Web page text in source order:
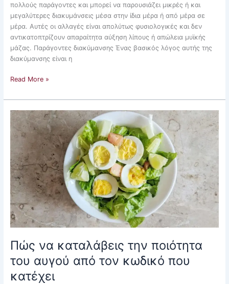
πολλούς παράγοντες και μπορεί να παρουσιάζει μικρές ή και
μεγαλύτερες διακυμάνσεις μέσα στην ίδια μέρα ή από μέρα σε
μέρα. Αυτές οι αλλαγές είναι απολύτως φυσιολογικές και δεν
αντικατοπτρίζουν απαραίτητα αύξηση λίπους ή απώλεια μυϊκής
μάζας. Παράγοντες διακύμανσης Ένας βασικός λόγος αυτής της
διακύμανσης είναι η
Read More »
Πώς να καταλάβεις την ποιότητα
του αυγού από τον κωδικό που
κατέχει
Πώς
να
καταλάβεις
ποιότητα
του
αυγού
από
τον
κωδικό
που